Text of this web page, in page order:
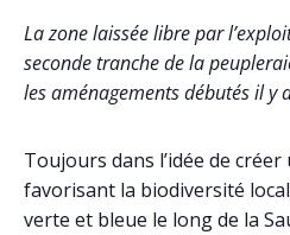
La zone laissée libre par
seconde tranche de la
les aménagements débutés il y
Toujours dans l’idée de
favorisant la biodiversité
verte et bleue le long de la